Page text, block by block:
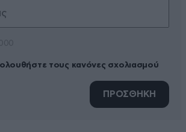
τους κανόνες σχολιασμού
ΠΡΟΣΘΗΚΗ